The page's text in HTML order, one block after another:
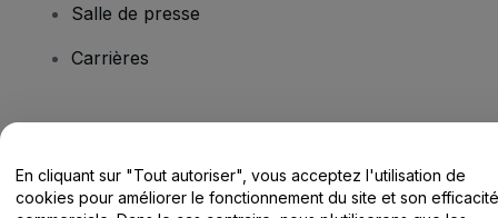
Salle de presse
Carrières
Centre d'assistance / Nous contacter
En cliquant sur "Tout autoriser", vous acceptez l'utilisation de
cookies pour améliorer le fonctionnement du site et son efficacité